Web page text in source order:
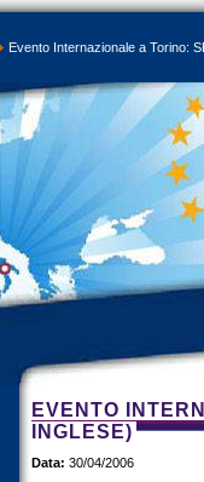
Evento Internazionale a Torino:
EVENTO
INGLESE)
Data: 30/04/2006